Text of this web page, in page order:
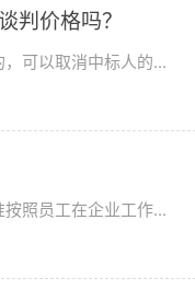
判价格吗？
可以取消中标人的...
照员工在企业工作...